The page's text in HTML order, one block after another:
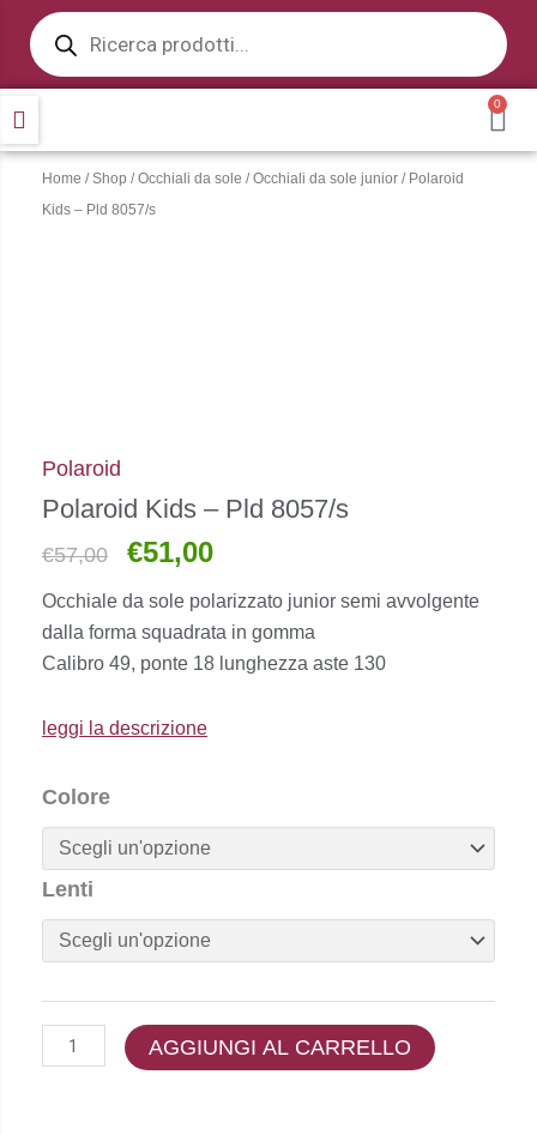
contenuto
Products
search
0
Home /Shop /Occhiali da sole /Occhiali da sole junior / Polaroid
Kids – Pld 8057/s
Polaroid
Polaroid Kids – Pld 8057/s
€57,00
Il
originale
era:
€57,00.
€51,00Il
attuale
è:
€51,00.
Occhiale da sole polarizzato junior semi avvolgente
dalla forma squadrata in gomma
Calibro 49, ponte 18 lunghezza aste 130
leggi la descrizione
Colore
Lenti
Polaroid
Kids
Pld
8057/s
quantità
AGGIUNGI AL CARRELLO